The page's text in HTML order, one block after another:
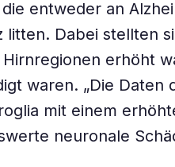
die entweder an
litten. Dabei stellten
Hirnregionen erhöht
waren. „Die Daten
mit einem
neuronale